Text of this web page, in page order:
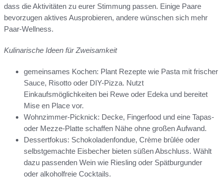
dass die Aktivitäten zu eurer Stimmung passen. Einige Paare
bevorzugen aktives Ausprobieren, andere wünschen sich mehr
Paar-Wellness.
Kulinarische Ideen für Zweisamkeit
gemeinsames Kochen: Plant Rezepte wie Pasta mit frischer
Sauce, Risotto oder DIY-Pizza. Nutzt
Einkaufsmöglichkeiten bei Rewe oder Edeka und bereitet
Mise en Place vor.
Wohnzimmer-Picknick: Decke, Fingerfood und eine Tapas-
oder Mezze-Platte schaffen Nähe ohne großen Aufwand.
Dessertfokus: Schokoladenfondue, Crème brûlée oder
selbstgemachte Eisbecher bieten süßen Abschluss. Wählt
dazu passenden Wein wie Riesling oder Spätburgunder
oder alkoholfreie Cocktails.